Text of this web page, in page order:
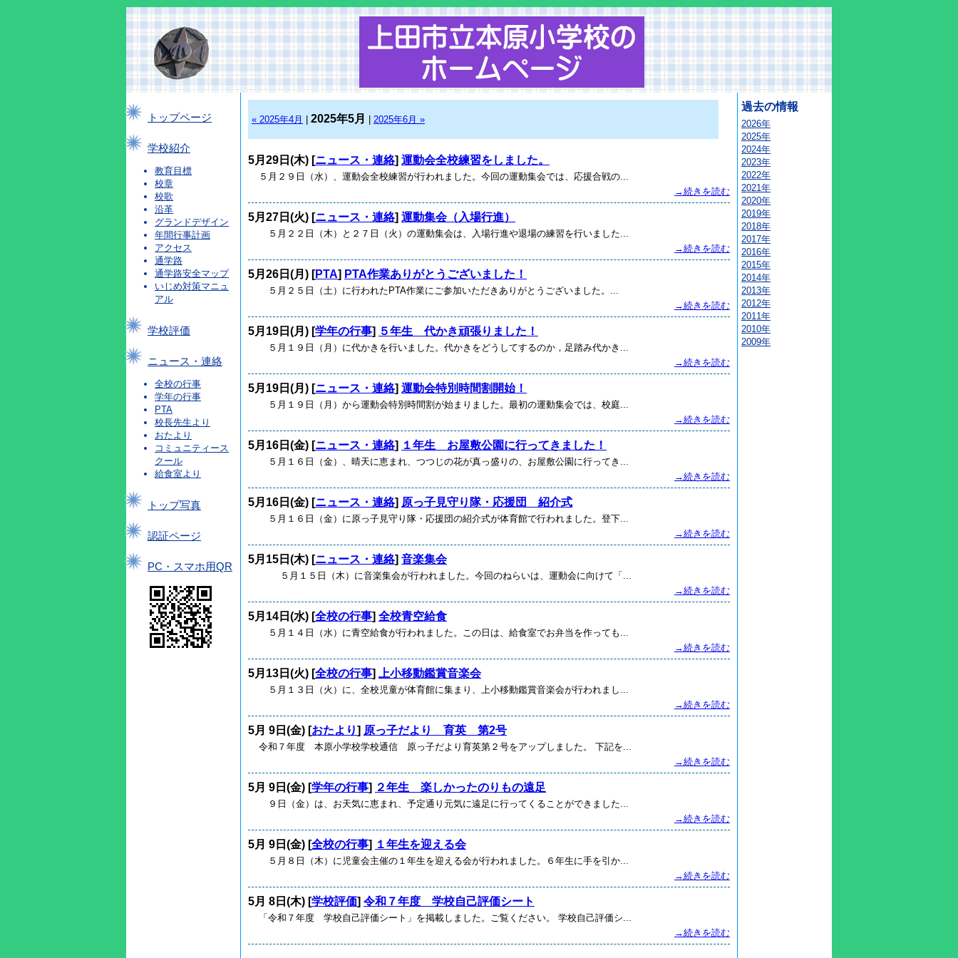
トップページ
学校紹介
教育目標
校章
校歌
沿革
グランドデザイン
年間行事計画
アクセス
通学路
通学路安全マップ
いじめ対策マニュ
アル
学校評価
ニュース・連絡
全校の行事
学年の行事
PTA
校長先生より
おたより
コミュニティース
クール
給食室より
トップ写真
認証ページ
PC・スマホ用QR
« 2025年4月 2025年5月 2025年6月 »
5月29日(木) [ニュース・連絡] 運動会全校練習をしました。
５月２９日（水）、運動会全校練習が行われました。今回の運動集会では、応援合戦の...
→続きを読む
5月27日(火) [ニュース・連絡] 運動集会（入場行進）
５月２２日（木）と２７日（火）の運動集会は、入場行進や退場の練習を行いました...
→続きを読む
5月26日(月) [PTA] PTA作業ありがとうございました！
５月２５日（土）に行われたPTA作業にご参加いただきありがとうございました。...
→続きを読む
5月19日(月) [学年の行事] ５年生 代かき頑張りました！
５月１９日（月）に代かきを行いました。代かきをどうしてするのか，足踏み代かき...
→続きを読む
5月19日(月) [ニュース・連絡] 運動会特別時間割開始！
５月１９日（月）から運動会特別時間割が始まりました。最初の運動集会では、校庭...
→続きを読む
5月16日(金) [ニュース・連絡] １年生 お屋敷公園に行ってきました！
５月１６日（金）、晴天に恵まれ、つつじの花が真っ盛りの、お屋敷公園に行ってき...
→続きを読む
5月16日(金) [ニュース・連絡] 原っ子見守り隊・応援団 紹介式
５月１６日（金）に原っ子見守り隊・応援団の紹介式が体育館で行われました。登下...
→続きを読む
5月15日(木) [ニュース・連絡] 音楽集会
５月１５日（木）に音楽集会が行われました。今回のねらいは、運動会に向けて「...
→続きを読む
5月14日(水) [全校の行事] 全校青空給食
５月１４日（水）に青空給食が行われました。この日は、給食室でお弁当を作っても...
→続きを読む
5月13日(火) [全校の行事] 上小移動鑑賞音楽会
５月１３日（火）に、全校児童が体育館に集まり、上小移動鑑賞音楽会が行われまし...
→続きを読む
5月 9日(金) [おたより] 原っ子だより 育英 第2号
令和７年度 本原小学校学校通信 原っ子だより育英第２号をアップしました。 下記を...
→続きを読む
5月 9日(金) [学年の行事] ２年生 楽しかったのりもの遠足
９日（金）は、お天気に恵まれ、予定通り元気に遠足に行ってくることができました...
→続きを読む
5月 9日(金) [全校の行事] １年生を迎える会
５月８日（木）に児童会主催の１年生を迎える会が行われました。６年生に手を引か...
→続きを読む
5月 8日(木) [学校評価] 令和７年度 学校自己評価シート
「令和７年度 学校自己評価シート」を掲載しました。ご覧ください。 学校自己評価シ...
→続きを読む
過去の情報
2026年
2025年
2024年
2023年
2022年
2021年
2020年
2019年
2018年
2017年
2016年
2015年
2014年
2013年
2012年
2011年
2010年
2009年